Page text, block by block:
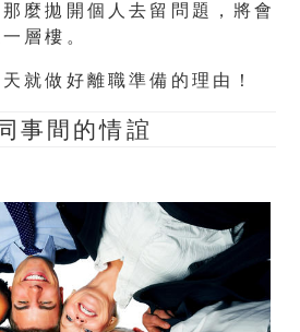
麼拋開個人去留問題，將會
層樓。
就做好離職準備的理由！
事間的情誼